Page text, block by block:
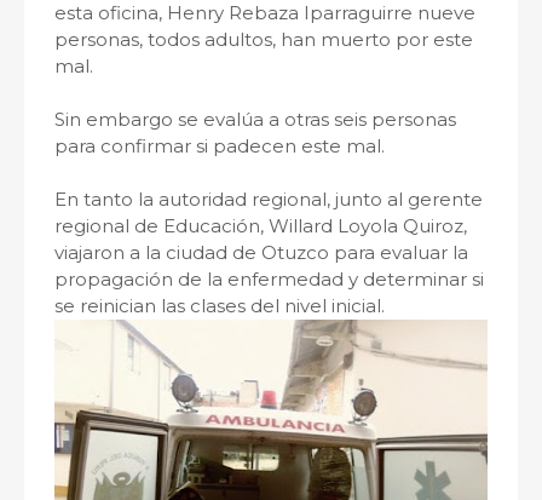
esta oficina, Henry Rebaza Iparraguirre nueve
personas, todos adultos, han muerto por este
mal.
Sin embargo se evalúa a otras seis personas
para confirmar si padecen este mal.
En tanto la autoridad regional, junto al gerente
regional de Educación, Willard Loyola Quiroz,
viajaron a la ciudad de Otuzco para evaluar la
propagación de la enfermedad y determinar si
se reinician las clases del nivel inicial.